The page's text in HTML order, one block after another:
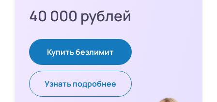
40 000 рублей
Купить безлимит
Узнать подробнее